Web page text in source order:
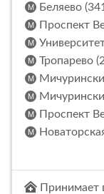
Беляево
Проспект
Тропарево
Проспект
Принимает